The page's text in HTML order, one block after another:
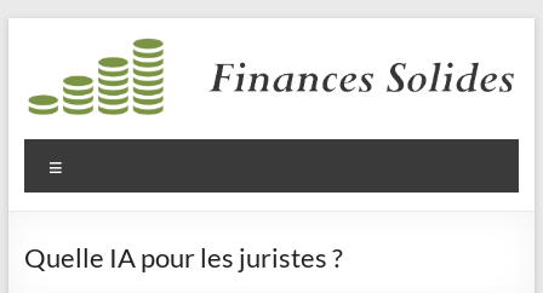
contenu
Finances
Solides
Quelle IA pour les juristes ?